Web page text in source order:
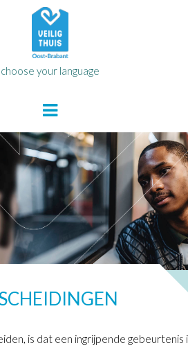
choose your language
is dat een ingrijpende gebeurtenis